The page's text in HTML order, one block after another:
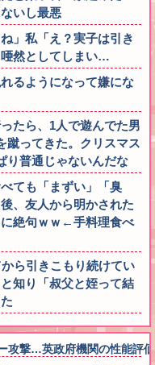
いし最悪
」私「え？実子は引き
然としてしまい…
るようになって嫌にな
たら、1人で遊んでた男
蹴ってきた。クリスマス
り普通じゃないんだな
ても「まずい」「臭
、友人から明かされた
絶句ｗｗ←手料理食べ
ら引きこもり続けてい
知り「叔父と姪って結
攻撃…英政府機関の性能評